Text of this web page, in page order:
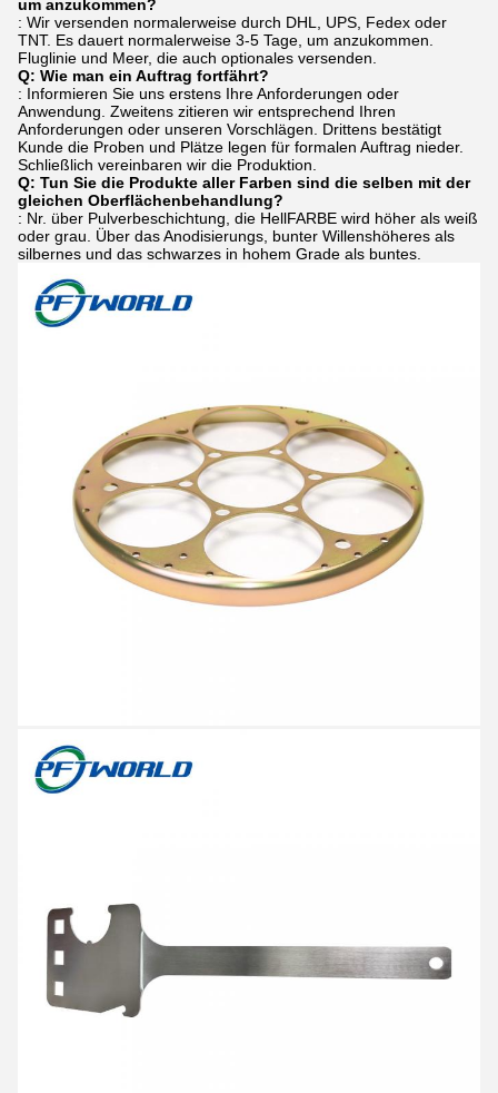
um anzukommen?
: Wir versenden normalerweise durch DHL, UPS, Fedex oder
TNT. Es dauert normalerweise 3-5 Tage, um anzukommen.
Fluglinie und Meer, die auch optionales versenden.
Q: Wie man ein Auftrag fortfährt?
: Informieren Sie uns erstens Ihre Anforderungen oder
Anwendung. Zweitens zitieren wir entsprechend Ihren
Anforderungen oder unseren Vorschlägen. Drittens bestätigt
Kunde die Proben und Plätze legen für formalen Auftrag nieder.
Schließlich vereinbaren wir die Produktion.
Q: Tun Sie die Produkte aller Farben sind die selben mit der
gleichen Oberflächenbehandlung?
: Nr. über Pulverbeschichtung, die HellFARBE wird höher als weiß
oder grau. Über das Anodisierungs, bunter Willenshöheres als
silbernes und das schwarzes in hohem Grade als buntes.